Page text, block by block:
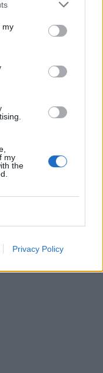
my
my
the
Privacy Policy
μα κι
γινόμαστε
μπροστά
γιατί
ζωής αν και
θα μας
κατορθωτό με
συγκεντρωθεί
– για την